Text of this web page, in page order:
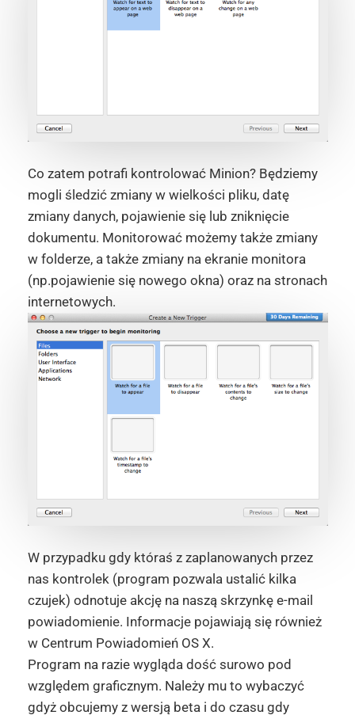
Co zatem potrafi kontrolować Minion? Będziemy
mogli śledzić zmiany w wielkości pliku, datę
zmiany danych, pojawienie się lub zniknięcie
dokumentu. Monitorować możemy także zmiany
w folderze, a także zmiany na ekranie monitora
(np.pojawienie się nowego okna) oraz na stronach
internetowych.
W przypadku gdy któraś z zaplanowanych przez
nas kontrolek (program pozwala ustalić kilka
czujek) odnotuje akcję na naszą skrzynkę e-mail
powiadomienie. Informacje pojawiają się również
w Centrum Powiadomień OS X.
Program na razie wygląda dość surowo pod
względem graficznym. Należy mu to wybaczyć
gdyż obcujemy z wersją beta i do czasu gdy